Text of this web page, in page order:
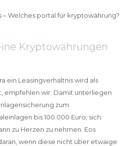
Welches portal für kryptowährung?
Kryptowährungen
ein Leasingverhältnis wird als
empfehlen wir. Damit unterliegen
zum
bis 100.000 Euro, sich
zu Herzen zu nehmen. Eos
wenn diese nicht über etwaige